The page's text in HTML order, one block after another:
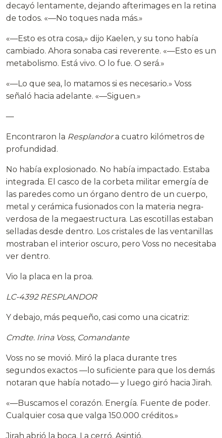
decayó lentamente, dejando afterimages en la retina
de todos. «—No toques nada más.»
«—Esto es otra cosa,» dijo Kaelen, y su tono había
cambiado. Ahora sonaba casi reverente. «—Esto es un
metabolismo. Está vivo. O lo fue. O será.»
«—Lo que sea, lo matamos si es necesario.» Voss
señaló hacia adelante. «—Siguen.»
—
Encontraron la Resplandora cuatro kilómetros de
profundidad.
No había explosionado. No había impactado. Estaba
integrada. El casco de la corbeta militar emergía de
las paredes como un órgano dentro de un cuerpo,
metal y cerámica fusionados con la materia negra-
verdosa de la megaestructura. Las escotillas estaban
selladas desde dentro. Los cristales de las ventanillas
mostraban el interior oscuro, pero Voss no necesitaba
ver dentro.
Vio la placa en la proa.
LC-4392 RESPLANDOR
Y debajo, más pequeño, casi como una cicatriz:
Cmdte. Irina Voss, Comandante
Voss no se movió. Miró la placa durante tres
segundos exactos —lo suficiente para que los demás
notaran que había notado— y luego giró hacia Jirah.
«—Buscamos el corazón. Energía. Fuente de poder.
Cualquier cosa que valga 150.000 créditos.»
Jirah abrió la boca. La cerró. Asintió.